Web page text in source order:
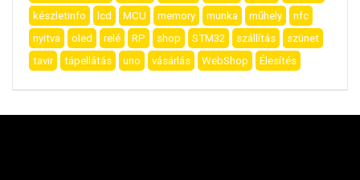
készletinfo
lcd MCU memory munka műhely
nfc
nyitva
oled relé RP shop STM32 szállítás
szünet
tavir
tápellátás uno vásárlás WebShop Élesítés